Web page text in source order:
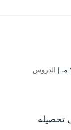
الدروس
تحصيله